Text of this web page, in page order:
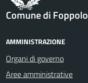
Comune di Foppolo
AMMINISTRAZIONE
Organi di governo
Aree amministrative